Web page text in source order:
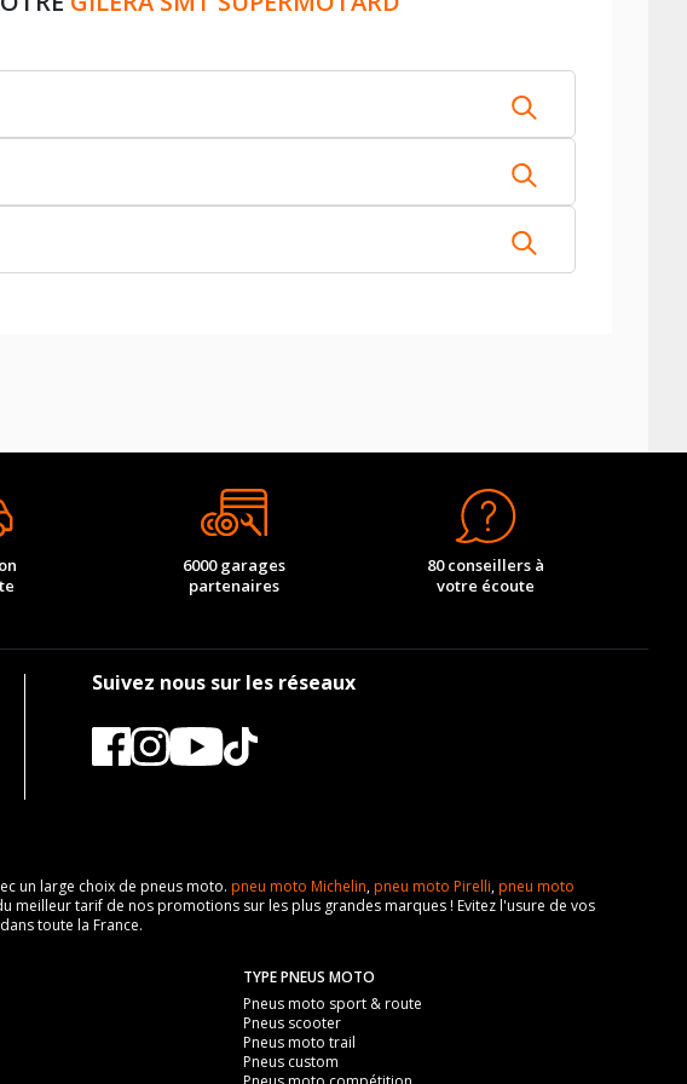
6000 garages
partenaires
80 conseillers à
votre écoute
Suivez nous sur les réseaux
un large choix de pneus moto. pneu moto Michelin,pneu moto Pirelli,pneu moto
tarif de nos promotions sur les plus grandes marques ! Evitez l'usure de vos
toute la France.
TYPE PNEUS MOTO
Pneus moto sport & route
Pneus scooter
Pneus moto trail
Pneus custom